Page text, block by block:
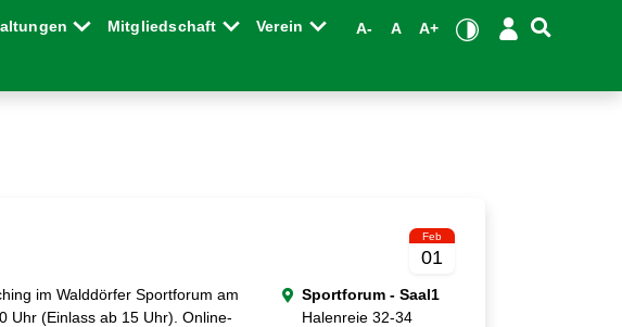
Mitgliedschaft Verein A- A A+
Feb
01
im Walddörfer Sportforum am
Uhr (Einlass ab 15 Uhr). Online-
Sportforum - Saal1
Halenreie 32-34